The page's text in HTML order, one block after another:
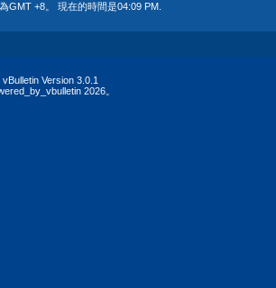
GMT +8。 現在的時間是04:09 PM
vBulletin Version 3.0.1
2026。